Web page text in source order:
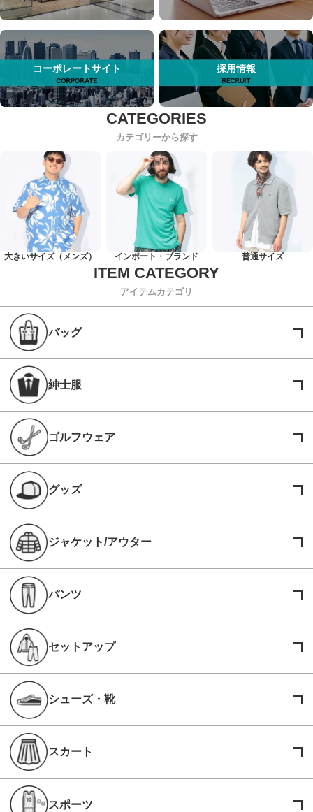
コーポレートサイト 採用情報
カテゴリーから探す
大きいサイズ（メンズ） インポート・ブランド 普通サイズ
アイテムカテゴリ
バッグ
紳士服
ゴルフウェア
グッズ
ジャケット/アウター
パンツ
セットアップ
シューズ・靴
スカート
スポーツ